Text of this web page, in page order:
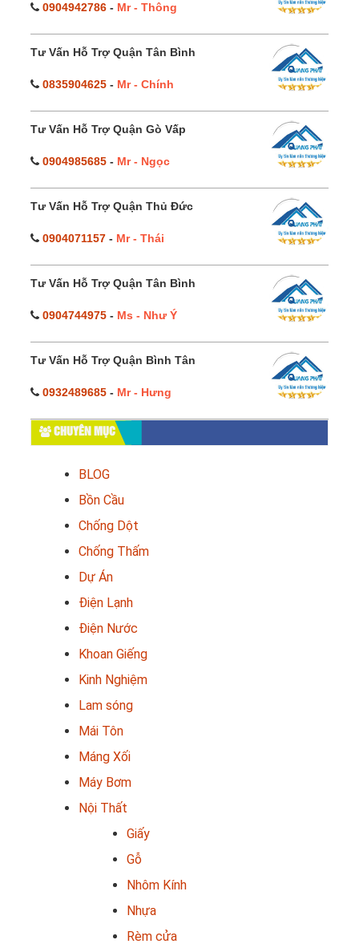
0904942786 - Mr - Thông
Tư Vấn Hỗ Trợ Quận Tân Bình
0835904625 - Mr - Chính
Tư Vấn Hỗ Trợ Quận Gò Vấp
0904985685 - Mr - Ngọc
Tư Vấn Hỗ Trợ Quận Thủ Đức
0904071157 - Mr - Thái
Tư Vấn Hỗ Trợ Quận Tân Bình
0904744975 - Ms - Như Ý
Tư Vấn Hỗ Trợ Quận Bình Tân
0932489685 - Mr - Hưng
CHUYÊN MỤC
BLOG
Bồn Cầu
Chống Dột
Chống Thấm
Dự Án
Điện Lạnh
Điện Nước
Khoan Giếng
Kinh Nghiệm
Lam sóng
Mái Tôn
Máng Xối
Máy Bơm
Nội Thất
Giấy
Gỗ
Nhôm Kính
Nhựa
Rèm cửa